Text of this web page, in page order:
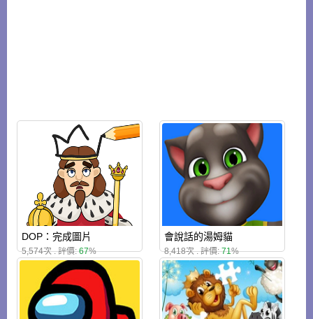
DOP：完成圖片
5,574次 . 評價:67%
會說話的湯姆貓
8,418次 . 評價:71%